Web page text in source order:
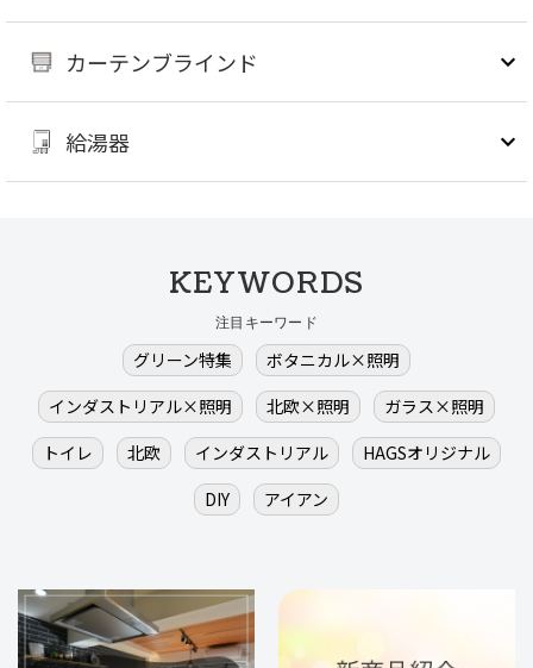
カーテンブラインド
給湯器
KEYWORDS
注目キーワード
グリーン特集
ボタニカル×照明
インダストリアル×照明
北欧×照明
ガラス×照明
トイレ
北欧 インダストリアル
HAGSオリジナル
DIY
アイアン